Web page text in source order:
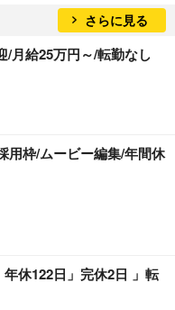
さらに見る
/月給25万円～/転勤なし
用枠/ムービー編集/年間休
年休122日」完休2日 」転